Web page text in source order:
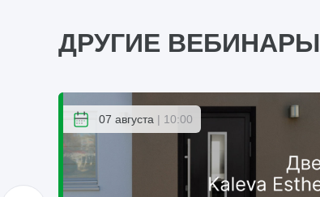
ДРУГИЕ ВЕБИНАРЫ
07 августа | 10:00